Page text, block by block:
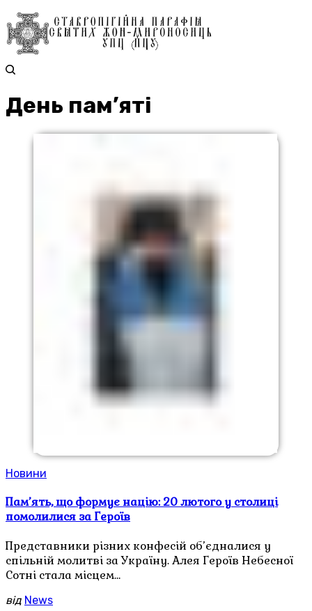
День пам’яті
Новини
Пам’ять, що формує націю: 20 лютого у столиці
помолилися за Героїв
Представники різних конфесій об’єдналися у
спільній молитві за Україну. Алея Героїв Небесної
Сотні стала місцем…
від News